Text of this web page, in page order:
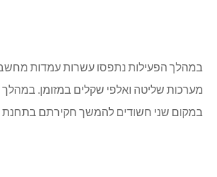
במהלך הפעילות נתפסו עשרות עמדות
מערכות שליטה ואלפי שקלים במזומן. במהלך
במקום שני חשודים להמשך חקירתם